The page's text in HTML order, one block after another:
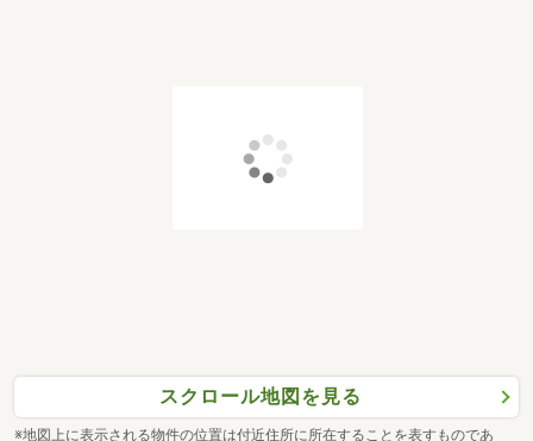
スクロール地図を見る
※地図上に表示される物件の位置は付近住所に所在することを表すものであ